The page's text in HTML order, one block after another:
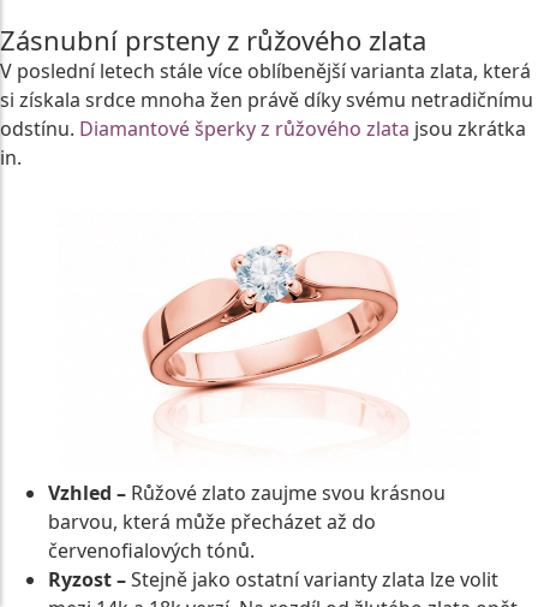
Zásnubní prsteny z růžového zlata
V poslední letech stále více oblíbenější varianta zlata, která
si získala srdce mnoha žen právě díky svému netradičnímu
odstínu. Diamantové šperky z růžového zlata jsou zkrátka
in.
Vzhled – Růžové zlato zaujme svou krásnou
barvou, která může přecházet až do
červenofialových tónů.
Ryzost –Stejně jako ostatní varianty zlata lze volit